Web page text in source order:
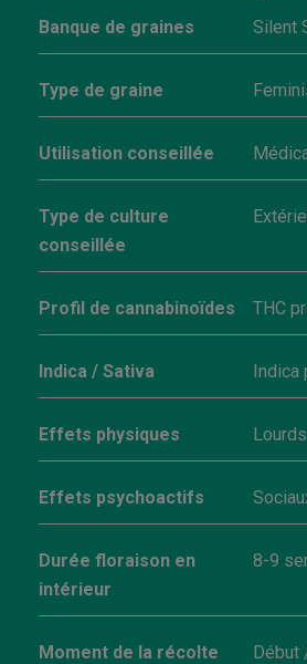
Banque de graines Silent
Type de graine
Utilisation conseillée
Type de culture
conseillée
Profil de cannabinoïdes THC
Indica / Sativa Indica
Effets physiques Lourds
Effets psychoactifs
Durée floraison en
intérieur
8-9
Moment de la récolte
Début